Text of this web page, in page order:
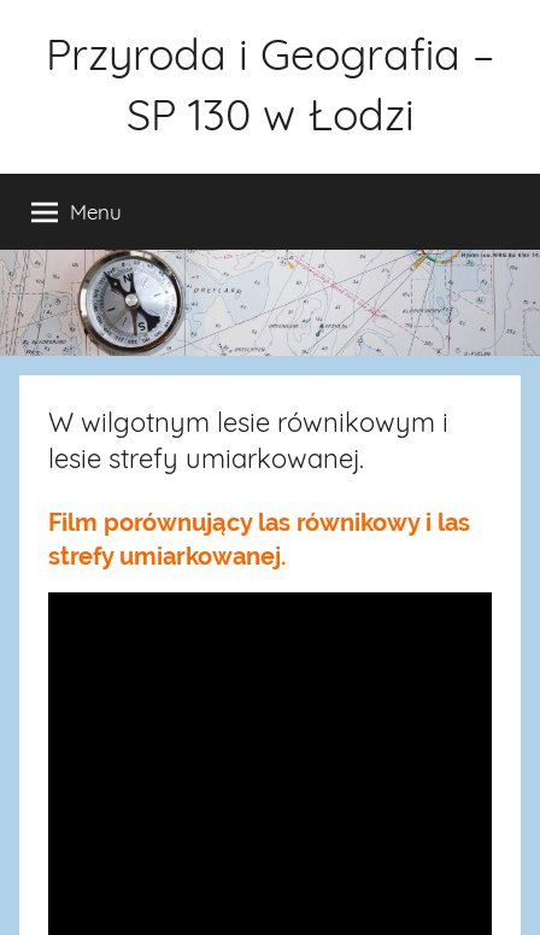
Przyroda i Geografia –
SP 130 w Łodzi
Menu
W wilgotnym lesie równikowym i
lesie strefy umiarkowanej.
Film porównujący las równikowy i las
strefy umiarkowanej.